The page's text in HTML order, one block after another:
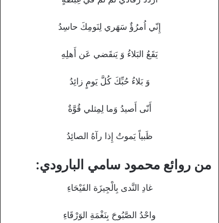
إِنّي اُمرُؤٌ سَهَري لِنَومِكَ حاسِدُ
يَقَعُ البَلاءُ وَ يَنقَضي عَن أَهلِهِ
وَ بَلاءُ حُبِّكَ كُلَّ يَومٍ زائِدُ
أَنّى أَصيدُ وَما لِمِثلي قُوَّةٌ
ظَبياً يَموتُ إِذا رآهُ الصائِدُ
من روائع محمود سامي البارودي:
غادِ النَّدى بِالْجِيزَة الفَيْحَاءِ
واحْدُ الصَّبُوحَ بِنَغْمَةِ الوَرْقَاءِ